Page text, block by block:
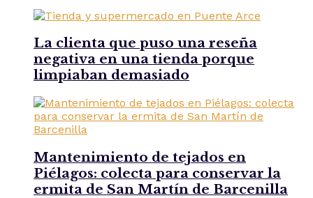
La clienta que puso una reseña
negativa en una tienda porque
limpiaban demasiado
Mantenimiento de tejados en
Piélagos: colecta para conservar la
ermita de San Martín de Barcenilla